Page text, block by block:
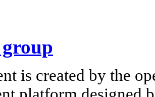
is created by the